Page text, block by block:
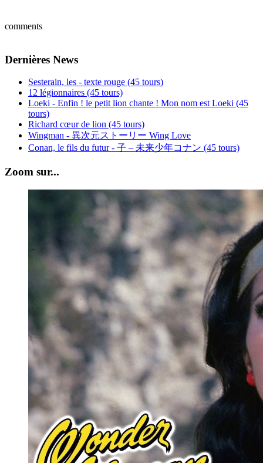
comments
Dernières News
Sesterain, les - texte rouge (45 tours)
12 légionnaires (45 tours)
Loeki - Enfin ! le petit lion chante ! Mon nom est Loeki (45
tours)
Richard cœur de lion (45 tours)
Wingman - 異次元ストーリー Wing Love
Conan, le fils du futur - 子 – 未来少年コナン (45 tours)
Zoom sur...